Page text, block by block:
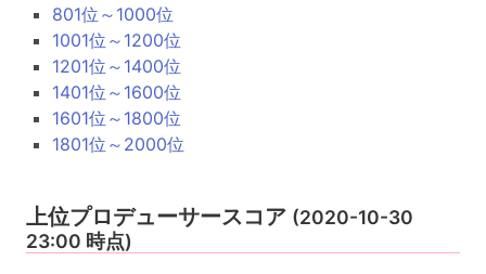
801位～1000位
1001位～1200位
1201位～1400位
1401位～1600位
1601位～1800位
1801位～2000位
上位プロデューサースコア (2020-10-30
23:00 時点)